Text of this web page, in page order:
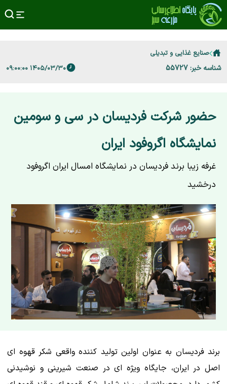
صنایع غذایی و تبدیلی
شناسه خبر: 55727 ۱۴۰۵/۰۳/۳۰ ۰۹:۰۰:۰۰
حضور شرکت فردیسان در سی و سومین
نمایشگاه اگروفود ایران
غرفه زیبا برند فردیسان در نمایشگاه امسال ایران اگروفود
درخشید
برند فردیسان به عنوان اولین تولید کننده واقعی شکر قهوه ای
اصل در ایران، جایگاه ویژه ای در صنعت شیرینی و نوشیدنی